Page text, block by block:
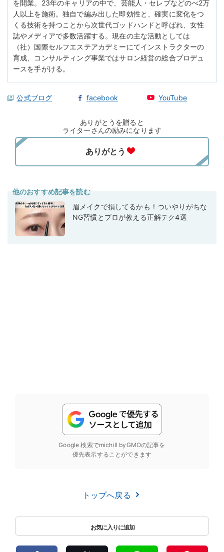
を開業。23年のキャリアの中で、芸能人・セレブなどのべ2万
人以上を施術。独自で編み出した即効性と、確実に変化をつ
くる技術を持つことから次世代ゴッドハンドと呼ばれ、女性
誌やメディアで多数活躍する。現在の主な活動としては
（社）国際セルフエステアカデミーにてインストラクターの
育成、コンサルティング事業ではサロン経営の総合プロデュ
ースを手がける。
公式ブログ facebook YouTube
ありがとうを贈ると
ライターさんの励みになります
他のおすすめ記事を読む
眉メイクで損してるかも！ついやりがちな
NG習慣とプロが教える正解テク4選
Google 検索でmichill byGMOの記事を
優先表示することができます
トップへ戻る